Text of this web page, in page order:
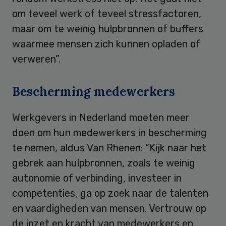
om teveel werk of teveel stressfactoren,
maar om te weinig hulpbronnen of buffers
waarmee mensen zich kunnen opladen of
verweren”.
Bescherming medewerkers
Werkgevers in Nederland moeten meer
doen om hun medewerkers in bescherming
te nemen, aldus Van Rhenen: “Kijk naar het
gebrek aan hulpbronnen, zoals te weinig
autonomie of verbinding, investeer in
competenties, ga op zoek naar de talenten
en vaardigheden van mensen. Vertrouw op
de inzet en kracht van medewerkers en